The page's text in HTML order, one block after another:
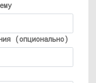
(опционально)